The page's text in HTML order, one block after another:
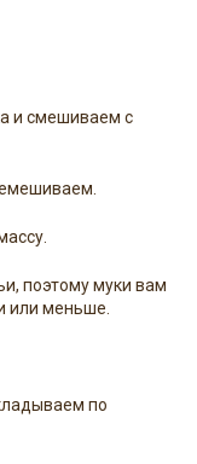
и смешиваем с
поэтому муки вам
или меньше.
по